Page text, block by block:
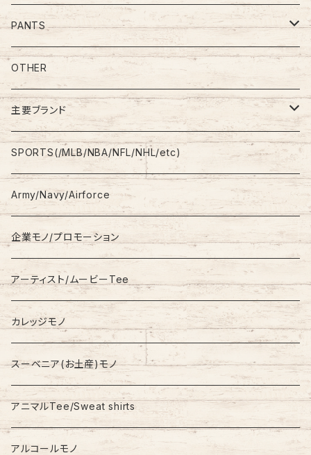
Tee
S/L Tee
Polo Shirt
Shirt
L/S
S/S
Sweatshirt
Hoodie
Fleece
Knit/Sweater
Jacket
Nylon Jacket
Stadium Jumper
PANTS
Jeans/Denim
Work Pants
Shorts
OTHER
主要ブランド
adidas
Champion
Carhartt
Columbia
NAUTICA
NIKE
RALPH LAUREN
TOMMY HILFIGER
SPORTS(/MLB/NBA/NFL/NHL/etc)
Army/Navy/Airforce
企業モノ/プロモーション
アーティスト/ムービーTee
カレッジモノ
スーベニア(お土産)モノ
アニマルTee/Sweat shirts
アルコールモノ